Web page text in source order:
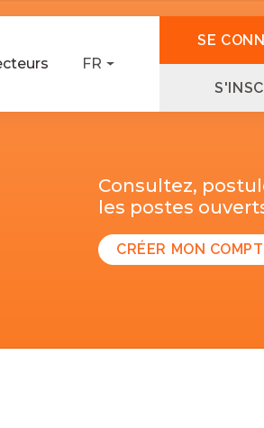
FR
SE
Consultez,
les postes
CRÉER MON